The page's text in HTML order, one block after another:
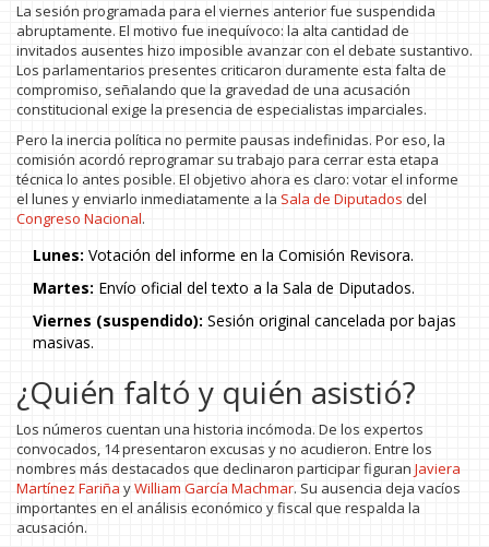
La sesión programada para el viernes anterior fue suspendida
abruptamente. El motivo fue inequívoco: la alta cantidad de
invitados ausentes hizo imposible avanzar con el debate sustantivo.
Los parlamentarios presentes criticaron duramente esta falta de
compromiso, señalando que la gravedad de una acusación
constitucional exige la presencia de especialistas imparciales.
Pero la inercia política no permite pausas indefinidas. Por eso, la
comisión acordó reprogramar su trabajo para cerrar esta etapa
técnica lo antes posible. El objetivo ahora es claro: votar el informe
el lunes y enviarlo inmediatamente a la Sala de Diputados del
Congreso Nacional.
Lunes: Votación del informe en la Comisión Revisora.
Martes: Envío oficial del texto a la Sala de Diputados.
Viernes (suspendido): Sesión original cancelada por bajas
masivas.
¿Quién faltó y quién asistió?
Los números cuentan una historia incómoda. De los expertos
convocados, 14 presentaron excusas y no acudieron. Entre los
nombres más destacados que declinaron participar figuran Javiera
Martínez Fariña yWilliam García Machmar. Su ausencia deja vacíos
importantes en el análisis económico y fiscal que respalda la
acusación.